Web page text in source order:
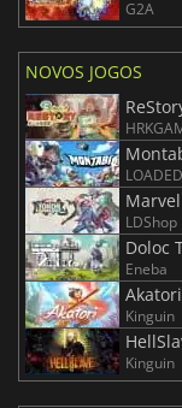
G2A
NOVOS JOGOS
LOADED
LDShop
Doloc
Eneba
Akatori
Kinguin
Kinguin